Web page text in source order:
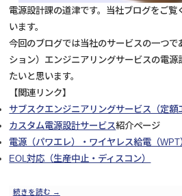
電源設計課の道津です。当社ブログをご
います。
今回のブログでは当社のサービスの一つ
ション）エンジニアリングサービスの電
たいと思います。
【関連リンク】
サブスクエンジニアリングサービス（定額
カスタム電源設計サービス紹介ページ
電源（パワエレ）・ワイヤレス給電（
EOL対応（生産中止・ディスコン）
続きを読む →